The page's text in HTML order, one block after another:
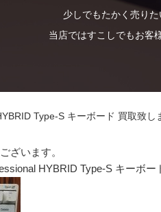
少しでもたかく売り
当店ではすこしでもお客
Type-S キーボード 買取致
ざいます。
HYBRID Type-S キーボー